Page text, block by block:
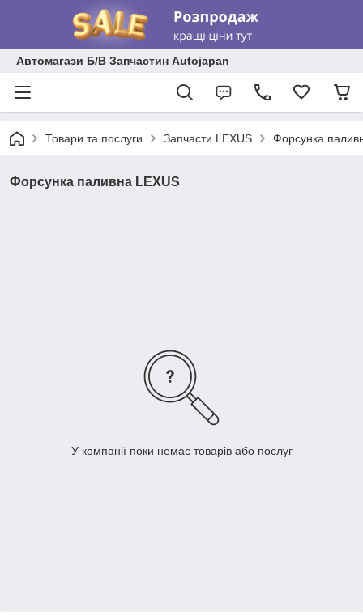
Автомагази Б/В Запчастин Autojapan
Товари та послуги Запчасти LEXUS Форсунка
Форсунка паливна LEXUS
У компанії поки немає товарів або послуг